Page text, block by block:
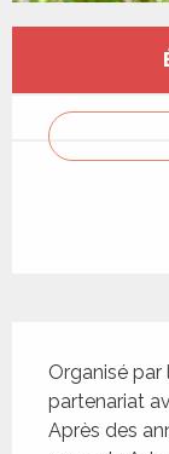
Organisé par
partenariat
Après des